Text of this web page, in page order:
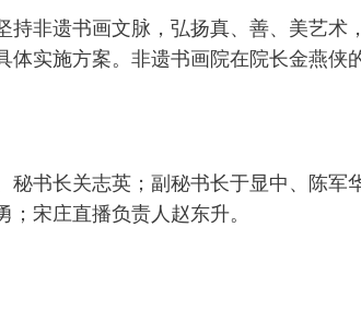
非遗书画文脉，弘扬真、善、美艺
实施方案。非遗书画院在院长金燕侠
书长关志英；副秘书长于显中、陈
宋庄直播负责人赵东升。